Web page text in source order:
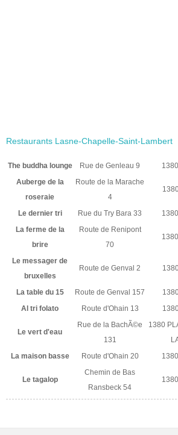
Restaurants Lasne-Chapelle-Saint-Lambert
The buddha lounge Rue de Genleau 9
Auberge de la
roseraie
Route de la Marache
4
Le dernier tri Rue du Try Bara 33
La ferme de la
brire
Route de Renipont
70
Le messager de
bruxelles
Route de Genval 2
La table du 15 Route de Genval 157
Al tri folato
Route d'Ohain 13
Le vert d'eau
Rue de la BachÃ©e
131
1380
La maison basse Route d'Ohain 20
Le tagalop
Chemin de Bas
Ransbeck 54